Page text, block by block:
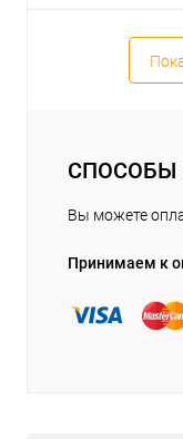
СПОСОБЫ
Вы можете
Принимаем к